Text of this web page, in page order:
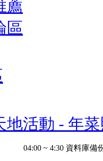
薦
區
地活動 - 年
04:00 ~ 4:30 資料庫